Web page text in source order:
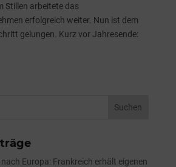
Stillen arbeitete das
erfolgreich weiter. Nun ist dem
gelungen. Kurz vor Jahresende:
Europa: Frankreich erhält eigenen